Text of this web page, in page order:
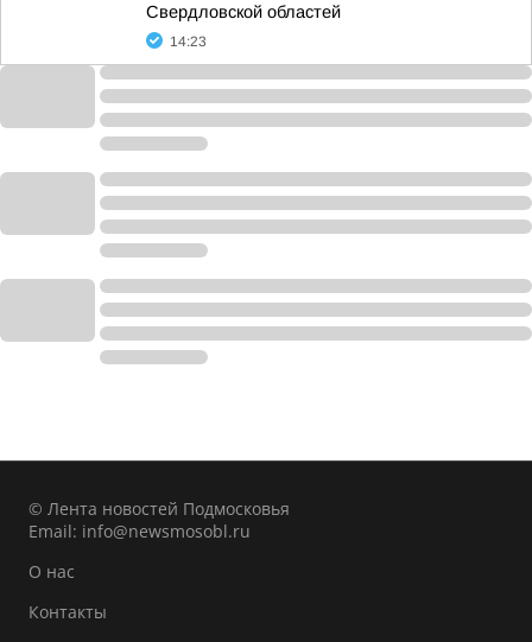
Свердловской областей
14:23
© Лента новостей Подмосковья
Email: info@newsmosobl.ru
О нас
Контакты